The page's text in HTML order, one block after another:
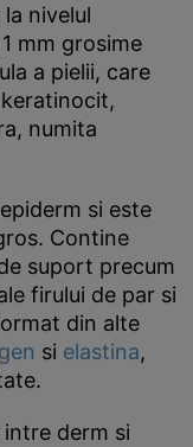
nivelul
mm grosime
a pielii, care
numita
si este
Contine
suport precum
firului de par si
din alte
si elastina,
derm si